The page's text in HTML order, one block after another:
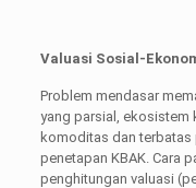
Valuasi Sosial-
Problem mendasar
yang parsial, ekosistem
komoditas dan
penetapan KBAK. Cara
penghitungan valuasi